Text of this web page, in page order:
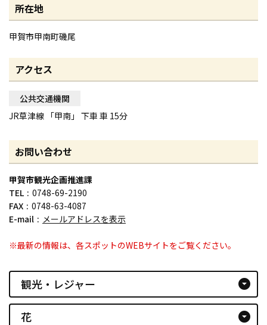
所在地
甲賀市甲南町磯尾
アクセス
公共交通機関
JR草津線 「甲南」 下車 車 15分
お問い合わせ
甲賀市観光企画推進課
TEL
0748-69-2190
FAX
0748-63-4087
E-mail
メールアドレスを表示
※最新の情報は、各スポットのWEBサイトをご覧ください。
観光・レジャー arrow_drop_down_circle
花 arrow_drop_down_circle